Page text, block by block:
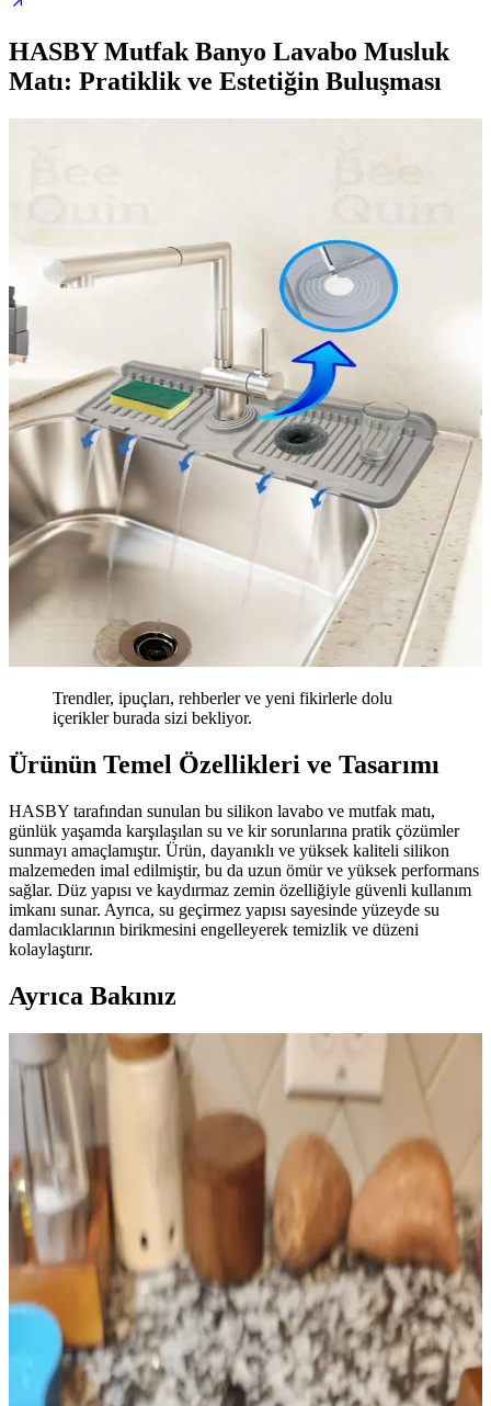
HASBY Mutfak Banyo Lavabo Musluk
Matı: Pratiklik ve Estetiğin Buluşması
Trendler, ipuçları, rehberler ve yeni fikirlerle dolu
içerikler burada sizi bekliyor.
Ürünün Temel Özellikleri ve Tasarımı
HASBY tarafından sunulan bu silikon lavabo ve mutfak matı,
günlük yaşamda karşılaşılan su ve kir sorunlarına pratik çözümler
sunmayı amaçlamıştır. Ürün, dayanıklı ve yüksek kaliteli silikon
malzemeden imal edilmiştir, bu da uzun ömür ve yüksek performans
sağlar. Düz yapısı ve kaydırmaz zemin özelliğiyle güvenli kullanım
imkanı sunar. Ayrıca, su geçirmez yapısı sayesinde yüzeyde su
damlacıklarının birikmesini engelleyerek temizlik ve düzeni
kolaylaştırır.
Ayrıca Bakınız
Klasik Amerikan Güney Kahvaltısı İçin Sosis Sosu
Tarifleri ve Püf Noktaları
Sosis sosu, Amerikan güney mutfağının kahvaltı klasiği olup sosis,
un ve sütle hazırlanır. Doğru pişirme ve baharat dengesiyle enfes
sonuçlar elde edilir.
Az Kullanılan Tahıllar: Farro, Arpa, Teff,
Karabuğday ve Milletin Besin Değerleri ve
Kullanımı
Farro, arpa, teff, karabuğday ve millet gibi az kullanılan tahıllar,
farklı tatları ve yüksek besin değerleriyle mutfaklarda çeşitlilik sunar.
Pişirme ve depolama önerileriyle sağlıklı beslenmeye katkı sağlarlar.
Tavuk Göğsü Tariflerinde Kültürel Çeşitlilik ve